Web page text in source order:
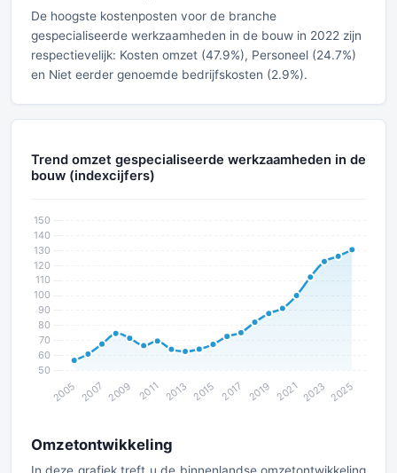
De hoogste kostenposten voor de branche
gespecialiseerde werkzaamheden in de bouw in 2022 zijn
respectievelijk: Kosten omzet (47.9%), Personeel (24.7%)
en Niet eerder genoemde bedrijfskosten (2.9%).
Trend omzet gespecialiseerde werkzaamheden in de
bouw (indexcijfers)
Omzetontwikkeling